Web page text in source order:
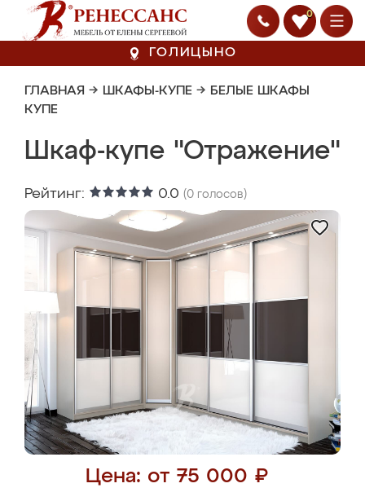
0
ГОЛИЦЫНО
ГЛАВНАЯ → ШКАФЫ-КУПЕ → БЕЛЫЕ ШКАФЫ
КУПЕ
Шкаф-купе "Отражение"
Рейтинг: 0.0 (0 голосов)
Цена: от 75 000 ₽